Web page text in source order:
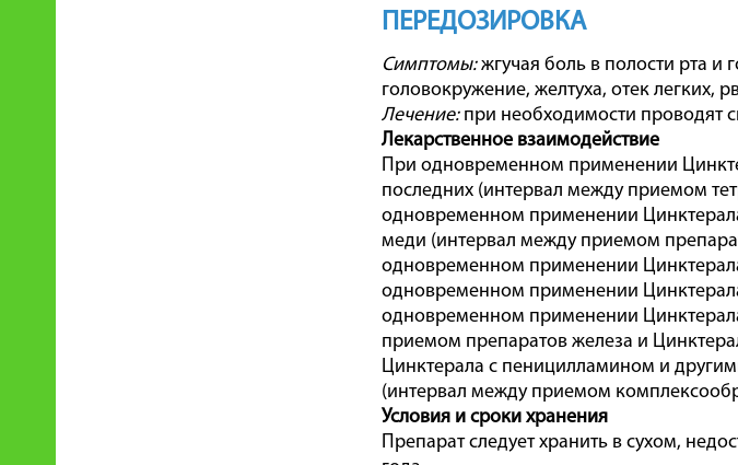
ПЕРЕДОЗИРОВКА
Симптомы:жгучая боль в полости рта и
головокружение, желтуха, отек легких,
Лечение:при необходимости проводят
Лекарственное взаимодействие
При одновременном применении
последних (интервал между приемом
одновременном применении
меди (интервал между приемом
одновременном применении
одновременном применении
одновременном применении
приемом препаратов железа и
Цинктерала с пеницилламином и
(интервал между приемом
Условия и сроки хранения
Препарат следует хранить в сухом,